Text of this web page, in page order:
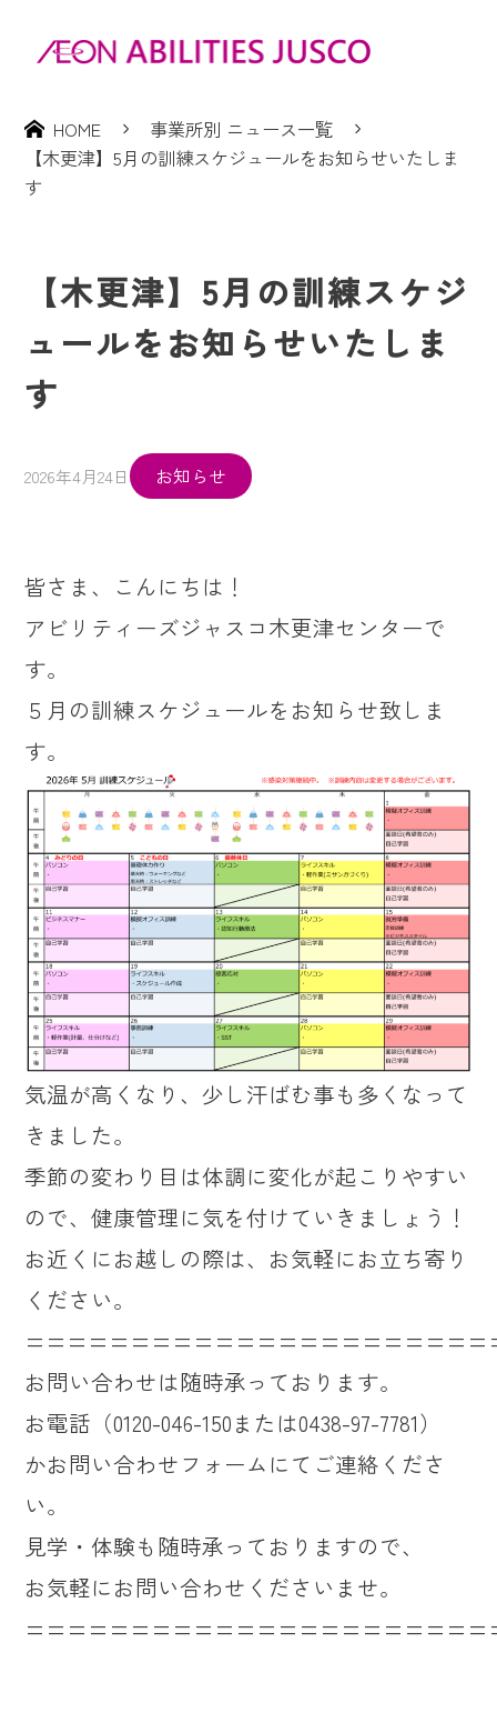
HOME
事業所別 ニュース一覧
【木更津】5月の訓練スケジュールをお知らせいたしま
す
【木更津】5月の訓練スケジ
ュールをお知らせいたしま
す
2026年4月24日 お知らせ
皆さま、こんにちは！
アビリティーズジャスコ木更津センターで
す。
５月の訓練スケジュールをお知らせ致しま
す。
気温が高くなり、少し汗ばむ事も多くなって
きました。
季節の変わり目は体調に変化が起こりやすい
ので、健康管理に気を付けていきましょう！
お近くにお越しの際は、お気軽にお立ち寄り
ください。
お問い合わせは随時承っております。
お電話（0120-046-150または0438-97-7781）
かお問い合わせフォームにてご連絡くださ
い。
見学・体験も随時承っておりますので、
お気軽にお問い合わせくださいませ。